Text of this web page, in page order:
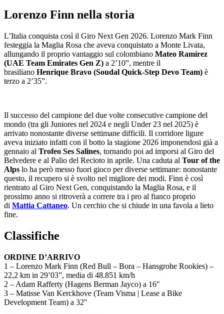
Lorenzo Finn nella storia
L’Italia conquista così il Giro Next Gen 2026. Lorenzo Mark Finn
festeggia la Maglia Rosa che aveva conquistato a Monte Livata,
allungando il proprio vantaggio sul colombiano Mateo Ramírez
(UAE Team Emirates Gen Z) a 2’10”, mentre il
brasiliano Henrique Bravo (Soudal Quick-Step Devo Team) è
terzo a 2’35”.
Il successo del campione del due volte consecutive campione del
mondo (tra gli Juniores nel 2024 e negli Under 23 nel 2025) è
arrivato nonostante diverse settimane difficili. Il corridore ligure
aveva iniziato infatti con il botto la stagione 2026 imponendosi già a
gennaio al Trofeo Ses Salines, tornando poi ad imporsi al Giro del
Belvedere e al Palio del Recioto in aprile. Una caduta al Tour of the
Alps lo ha però messo fuori gioco per diverse settimane: nonostante
questo, il recupero si è svolto nel migliore dei modi. Finn è così
rientrato al Giro Next Gen, conquistando la Maglia Rosa, e il
prossimo anno si ritroverà a correre tra i pro al fianco proprio
di Mattia Cattaneo. Un cerchio che si chiude in una favola a lieto
fine.
Classifiche
ORDINE D’ARRIVO
1 – Lorenzo Mark Finn (Red Bull – Bora – Hansgrohe Rookies) –
22,2 km in 29’03”, media di 48.851 km/h
2 – Adam Rafferty (Hagens Berman Jayco) a 16″
3 – Matisse Van Kerckhove (Team Visma | Lease a Bike
Development Team) a 32″